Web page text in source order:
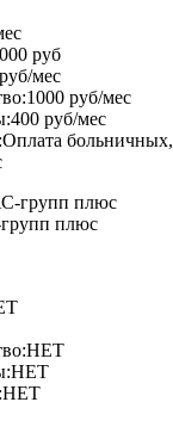
руб
мес
руб/мес
руб/мес
больничных,
плюс